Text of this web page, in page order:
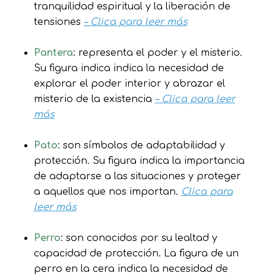
tranquilidad espiritual y la liberación de
tensiones – Clica para leer más
Pantera: representa el poder y el misterio.
Su figura indica indica la necesidad de
explorar el poder interior y abrazar el
misterio de la existencia – Clica para leer
más
Pato: son símbolos de adaptabilidad y
protección. Su figura indica la importancia
de adaptarse a las situaciones y proteger
a aquellos que nos importan. Clica para
leer más
Perro: son conocidos por su lealtad y
capacidad de protección. La figura de un
perro en la cera indica la necesidad de